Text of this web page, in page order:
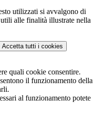
utilizzati si avvalgono di
alle finalità illustrate nella
Accetta tutti i cookies
quali cookie consentire.
il funzionamento della
al funzionamento potete